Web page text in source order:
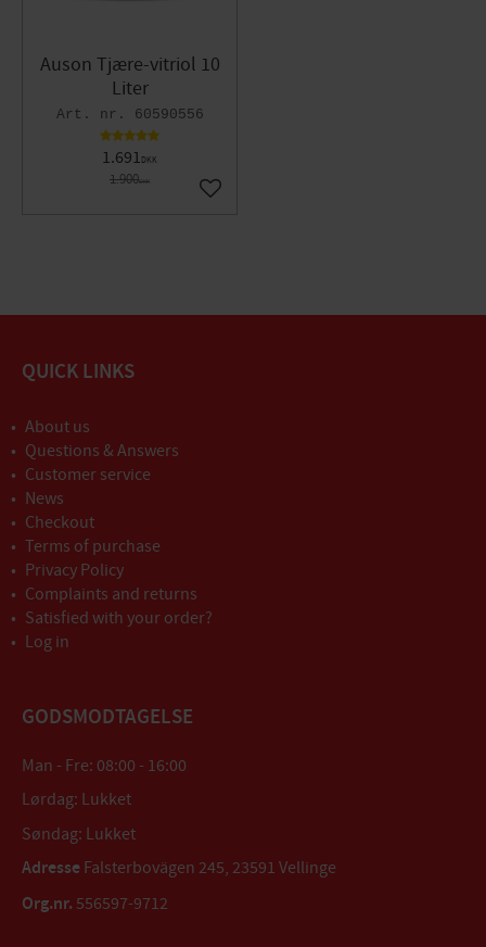
Auson Tjære-vitriol 10
Liter
60590556
1.691DKK
1.900DKK
Gem som favorit
QUICK LINKS
About us
Questions & Answers
Customer service
News
Checkout
Terms of purchase
Privacy Policy
Complaints and returns
Satisfied with your order?
Log in
GODSMODTAGELSE
Man - Fre: 08:00 - 16:00
Lørdag: Lukket
Søndag: Lukket
Adresse Falsterbovägen 245, 23591 Vellinge
Org.nr. 556597-9712